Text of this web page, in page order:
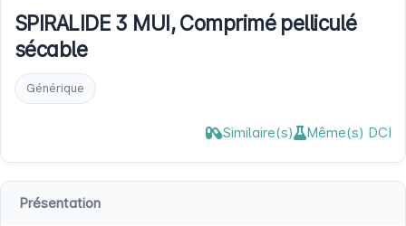
SPIRALIDE 3 MUI, Comprimé pelliculé
sécable
Générique
Similaire(s) Même(s) DCI
Présentation